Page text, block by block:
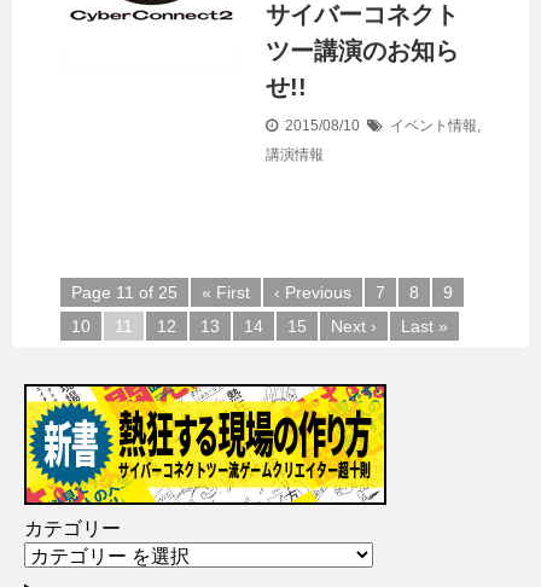
サイバーコネクト
ツー講演のお知ら
せ!!
2015/08/10 イベント情報,
講演情報
Page 11 of 25 « First ‹ Previous 7 8
9
10
11 12 13 14 15 Next › Last »
カテゴリー